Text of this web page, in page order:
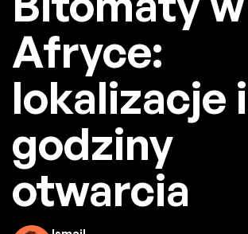
Afryce:
lokalizacje i
godziny
otwarcia